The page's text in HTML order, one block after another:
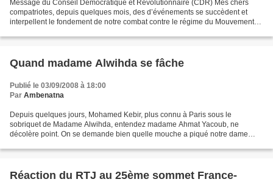
Message du Conseil Démocratique et Révolutionnaire (CDR) Mes chers
compatriotes, depuis quelques mois, des d’événements se succèdent et
interpellent le fondement de notre combat contre le régime du Mouvement
Quand madame Alwihda se fâche
Publié le 03/09/2008 à 18:00
Par Ambenatna
Depuis quelques jours, Mohamed Kebir, plus connu à Paris sous le
sobriquet de Madame Alwihda, entendez madame Ahmat Yacoub, ne
décolère point. On se demande bien quelle mouche a piqué notre dame
Réaction du RTJ au 25ème sommet France-